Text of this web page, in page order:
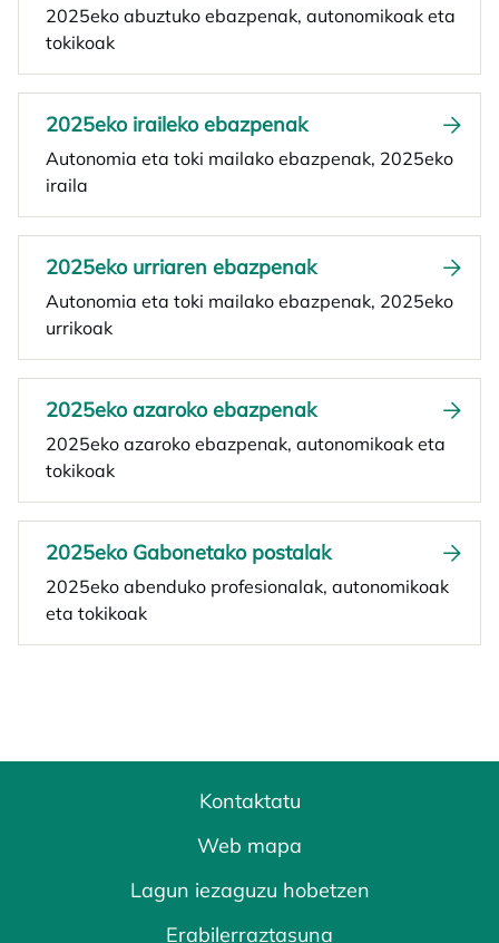
2025eko abuztuko ebazpenak, autonomikoak eta
tokikoak
2025eko iraileko ebazpenak
Autonomia eta toki mailako ebazpenak, 2025eko
iraila
2025eko urriaren ebazpenak
Autonomia eta toki mailako ebazpenak, 2025eko
urrikoak
2025eko azaroko ebazpenak
2025eko azaroko ebazpenak, autonomikoak eta
tokikoak
2025eko Gabonetako postalak
2025eko abenduko profesionalak, autonomikoak
eta tokikoak
Kontaktatu
Web mapa
Lagun iezaguzu hobetzen
Erabilerraztasuna